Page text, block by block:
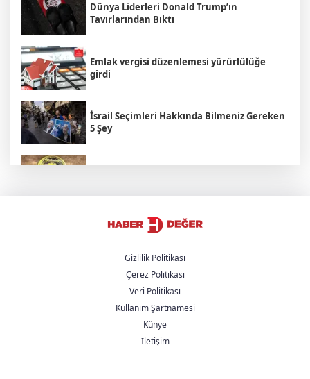
Dünya Liderleri Donald Trump’ın
Tavırlarından Bıktı
Emlak vergisi düzenlemesi yürürlülüğe
girdi
İsrail Seçimleri Hakkında Bilmeniz Gereken
5 Şey
Hamamböceği Partisi Zaferi: Hindistan'da
Bir Hakaret Nasıl Siyasi İsyana Dönüştü?
Cumhurbaşkanı Yardımcısı Yılmaz'dan
'Çerçeve Yasa' açıklaması
AK Parti, Üsküdar Belediye seçimlerine
itiraz edecek
Gizlilik Politikası
Çerez Politikası
Veri Politikası
Kullanım Şartnamesi
Künye
İletişim